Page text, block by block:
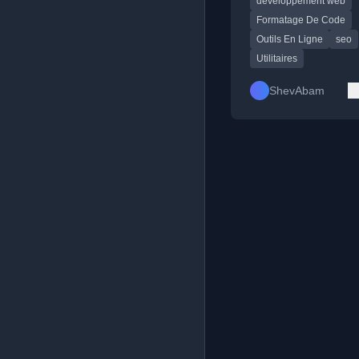
traitement de
Formatage De Code
Outils En Ligne
seo
Utilitaires
ShevAbam